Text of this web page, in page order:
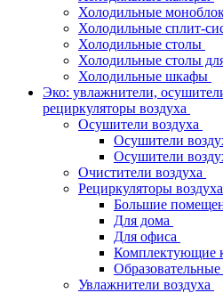
Холодильные
Холодильные сплит-
Холодильные столы
Холодильные столы
Холодильные шкафы
Эко: увлажнители,
рециркуляторы воздуха
Осушители воздуха
Осушители
Осушители
Очистители воздуха
Рециркуляторы воздуха
Большие
Для дома
Для офиса
Комплектующие
Увлажнители воздуха